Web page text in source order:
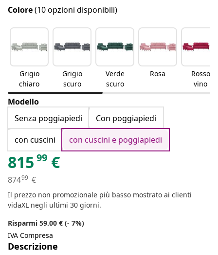
Colore(10 opzioni disponibili)
Grigio
chiaro
Grigio
scuro
Verde
scuro
Rosa
Rosso
vino
Modello
Senza poggiapiedi
Con poggiapiedi
con cuscini
con cuscini e poggiapiedi
815 99 €
87499 €
Il prezzo non promozionale più basso mostrato ai clienti
vidaXL negli ultimi 30 giorni.
Risparmi 59.00 € (- 7%)
IVA Compresa
Descrizione